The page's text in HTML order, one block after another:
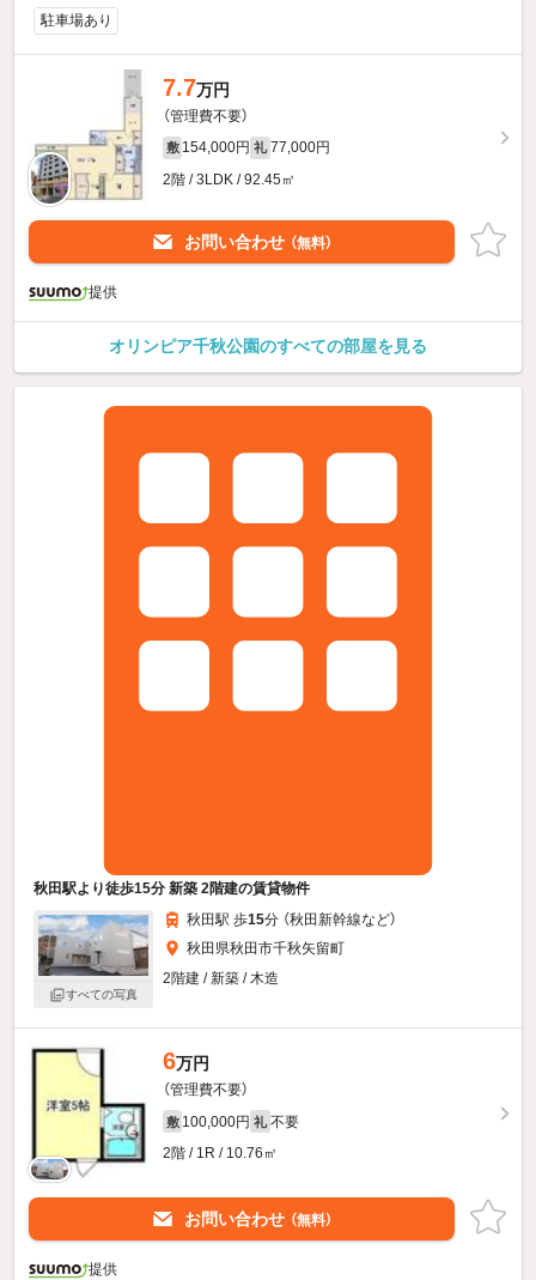
駐車場あり
7.7万円
（管理費不要）
敷 154,000円 礼 77,000円
2階 / 3LDK / 92.45㎡
お問い合わせ （無料）
提供
オリンピア千秋公園のすべての部屋を見る
秋田駅より徒歩15分 新築 2階建の賃貸物件
すべての写真
秋田駅 歩15分 （秋田新幹線など）
秋田県秋田市千秋矢留町
2階建 / 新築 / 木造
6万円
（管理費不要）
敷 100,000円 礼 不要
2階 / 1R / 10.76㎡
お問い合わせ （無料）
提供